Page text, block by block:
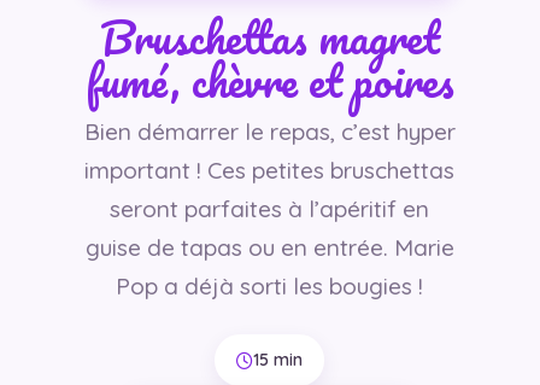
Bruschettas magret
fumé, chèvre et poires
Bien démarrer le repas, c’est hyper
important ! Ces petites bruschettas
seront parfaites à l’apéritif en
guise de tapas ou en entrée. Marie
Pop a déjà sorti les bougies !
15 min